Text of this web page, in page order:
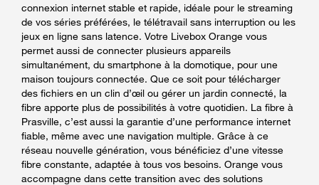
connexion internet stable et rapide, idéale pour le streaming
de vos séries préférées, le télétravail sans interruption ou les
jeux en ligne sans latence. Votre Livebox Orange vous
permet aussi de connecter plusieurs appareils
simultanément, du smartphone à la domotique, pour une
maison toujours connectée. Que ce soit pour télécharger
des fichiers en un clin d’œil ou gérer un jardin connecté, la
fibre apporte plus de possibilités à votre quotidien. La fibre à
Prasville, c’est aussi la garantie d’une performance internet
fiable, même avec une navigation multiple. Grâce à ce
réseau nouvelle génération, vous bénéficiez d’une vitesse
fibre constante, adaptée à tous vos besoins. Orange vous
accompagne dans cette transition avec des solutions